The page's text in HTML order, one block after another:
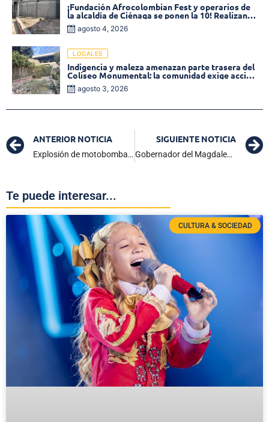
¡Fundación Afrocolombian Fest y operarios de
la alcaldía de Ciénaga se ponen la 10! Realizan
limpieza de la parte posterior del Coliseo
Monumental
agosto 4, 2026
LOCALES
Indigencia y maleza amenazan parte trasera del
Coliseo Monumental: la comunidad exige acción
inmediata!
agosto 3, 2026
ANTERIOR NOTICIA
Explosión de motobomba en Jamundí dejó varios heridos
SIGUIENTE NOTICIA
Gobernador del Magdalena convoca consejo extraordinario de seguridad para evaluar la situación de orden público en la Sierra Nevada
Te puede interesar...
CULTURA & SOCIEDAD